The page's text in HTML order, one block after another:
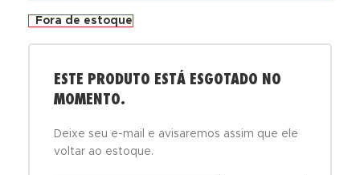
Fora de estoque
ESTE PRODUTO ESTÁ ESGOTADO NO
MOMENTO.
Deixe seu e-mail e avisaremos assim que ele
voltar ao estoque.